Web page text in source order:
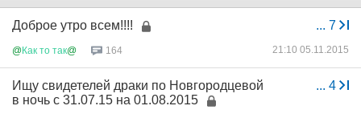
... 7
Доброе утро всем!!!!
@Как то так@ 164 21:10 05.11.2015
... 4
Ищу свидетелей драки по Новгородцевой
в ночь с 31.07.15 на 01.08.2015